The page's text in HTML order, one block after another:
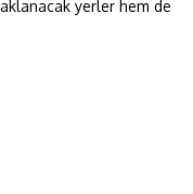
yerler hem de